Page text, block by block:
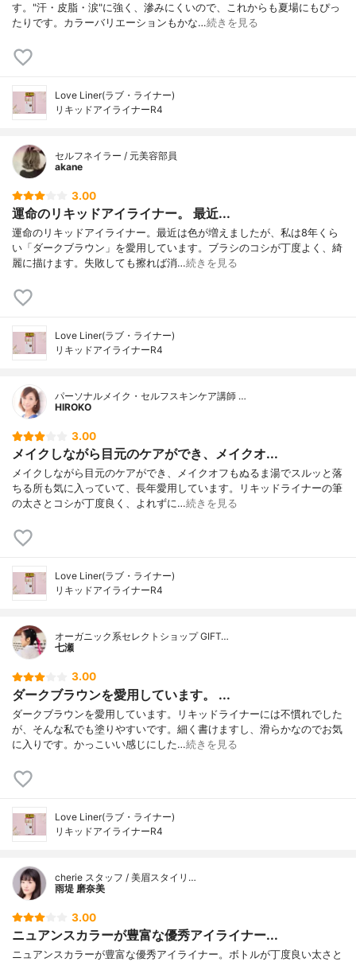
す。"汗・皮脂・涙"に強く、滲みにくいので、これからも夏場にもぴっ
たりです。カラーバリエーションもかな…続きを見る
Love Liner(ラブ・ライナー)
リキッドアイライナーR4
セルフネイラー / 元美容部員
akane
3.00
運命のリキッドアイライナー。 最近...
運命のリキッドアイライナー。最近は色が増えましたが、私は8年くら
い「ダークブラウン」を愛用しています。ブラシのコシが丁度よく、綺
麗に描けます。失敗しても擦れば消…続きを見る
Love Liner(ラブ・ライナー)
リキッドアイライナーR4
パーソナルメイク・セルフスキンケア講師 …
HlROKO
3.00
メイクしながら目元のケアができ、メイクオ...
メイクしながら目元のケアができ、メイクオフもぬるま湯でスルッと落
ちる所も気に入っていて、長年愛用しています。リキッドライナーの筆
の太さとコシが丁度良く、よれずに…続きを見る
Love Liner(ラブ・ライナー)
リキッドアイライナーR4
オーガニック系セレクトショップ GIFT…
七瀬
3.00
ダークブラウンを愛用しています。 ...
ダークブラウンを愛用しています。リキッドライナーには不慣れでした
が、そんな私でも塗りやすいです。細く書けますし、滑らかなのでお気
に入りです。かっこいい感じにした…続きを見る
Love Liner(ラブ・ライナー)
リキッドアイライナーR4
cherie スタッフ / 美眉スタイリ…
雨堤 磨奈美
3.00
ニュアンスカラーが豊富な優秀アイライナー...
ニュアンスカラーが豊富な優秀アイライナー。ボトルが丁度良い太さと